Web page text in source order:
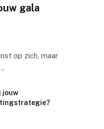
gala
op zich, maar
jouw